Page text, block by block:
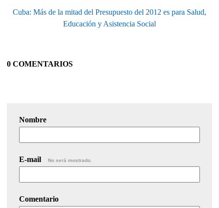
Cuba: Más de la mitad del Presupuesto del 2012 es para Salud,
Educación y Asistencia Social
0 COMENTARIOS
Nombre
E-mail No será mostrado.
Comentario